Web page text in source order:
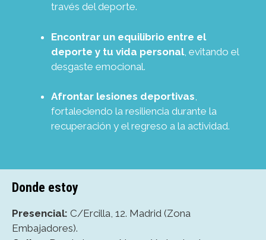
través del deporte.
Encontrar un equilibrio entre el
deporte y tu vida personal, evitando el
desgaste emocional.
Afrontar lesiones deportivas,
fortaleciendo la resiliencia durante la
recuperación y el regreso a la actividad.
Donde estoy
Presencial: C/Ercilla, 12. Madrid (Zona
Embajadores).